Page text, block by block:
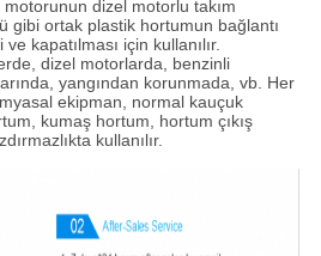
dizel motorlu takım
gibi ortak plastik hortumun bağlantı
kapatılması için kullanılır.
dizel motorlarda, benzinli
yangından korunmada, vb. Her
ekipman, normal kauçuk
kumaş hortum, hortum çıkış
kullanılır.